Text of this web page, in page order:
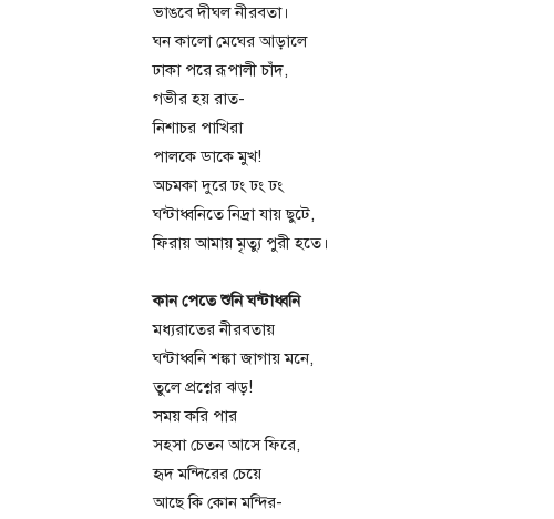
ভাঙবে দীঘল নীরবতা।
ঘন কালো মেঘের আড়ালে
ঢাকা পরে রূপালী চাঁদ,
গভীর হয় রাত-
নিশাচর পাখিরা
পালকে ডাকে মুখ!
অচমকা দুরে ঢং ঢং ঢং
ঘন্টাধ্বনিতে নিদ্রা যায় ছুটে,
ফিরায় আমায় মৃত্যু পুরী হতে।
কান পেতে শুনি ঘন্টাধ্বনি
মধ্যরাতের নীরবতায়
ঘন্টাধ্বনি শঙ্কা জাগায় মনে,
তুলে প্রশ্নের ঝড়!
সময় করি পার
সহসা চেতন আসে ফিরে,
হৃদ মন্দিরের চেয়ে
আছে কি কোন মন্দির-